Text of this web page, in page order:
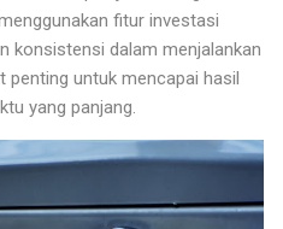
fitur investasi
konsistensi dalam menjalankan
untuk mencapai hasil
yang panjang.